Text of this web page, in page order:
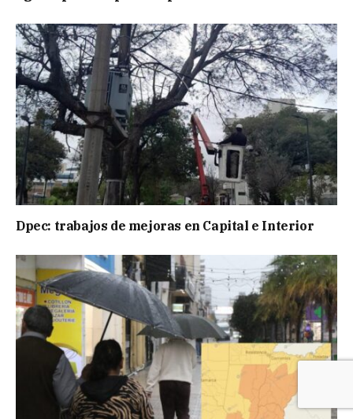
Dpec: trabajos de mejoras en Capital e Interior